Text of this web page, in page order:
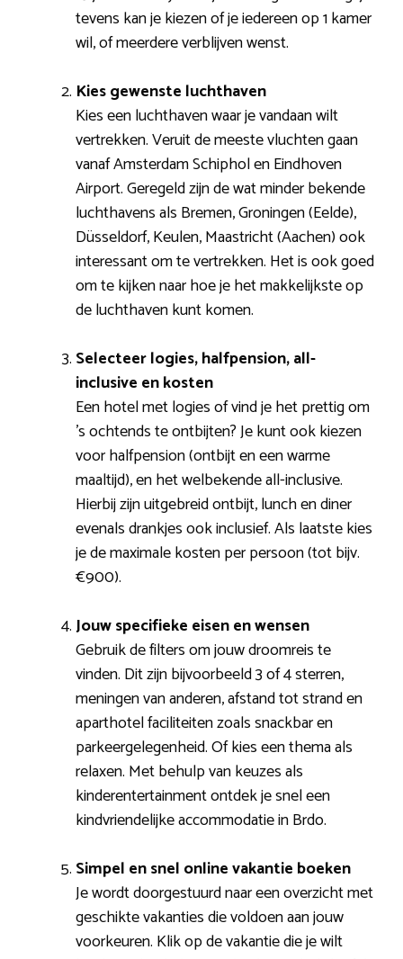
tevens kan je kiezen of je iedereen op 1 kamer
wil, of meerdere verblijven wenst.
Kies gewenste luchthaven
Kies een luchthaven waar je vandaan wilt
vertrekken. Veruit de meeste vluchten gaan
vanaf Amsterdam Schiphol en Eindhoven
Airport. Geregeld zijn de wat minder bekende
luchthavens als Bremen, Groningen (Eelde),
Düsseldorf, Keulen, Maastricht (Aachen) ook
interessant om te vertrekken. Het is ook goed
om te kijken naar hoe je het makkelijkste op
de luchthaven kunt komen.
Selecteer logies, halfpension, all-
inclusive en kosten
Een hotel met logies of vind je het prettig om
’s ochtends te ontbijten? Je kunt ook kiezen
voor halfpension (ontbijt en een warme
maaltijd), en het welbekende all-inclusive.
Hierbij zijn uitgebreid ontbijt, lunch en diner
evenals drankjes ook inclusief. Als laatste kies
je de maximale kosten per persoon (tot bijv.
€900).
Jouw specifieke eisen en wensen
Gebruik de filters om jouw droomreis te
vinden. Dit zijn bijvoorbeeld 3 of 4 sterren,
meningen van anderen, afstand tot strand en
aparthotel faciliteiten zoals snackbar en
parkeergelegenheid. Of kies een thema als
relaxen. Met behulp van keuzes als
kinderentertainment ontdek je snel een
kindvriendelijke accommodatie in Brdo.
Simpel en snel online vakantie boeken
Je wordt doorgestuurd naar een overzicht met
geschikte vakanties die voldoen aan jouw
voorkeuren. Klik op de vakantie die je wilt